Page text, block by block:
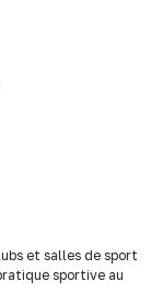
et salles de sport
sportive au